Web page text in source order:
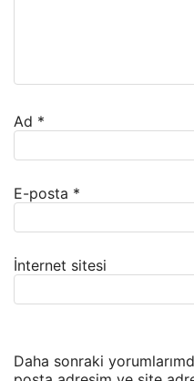
Ad *
E-posta *
İnternet sitesi
Daha sonraki